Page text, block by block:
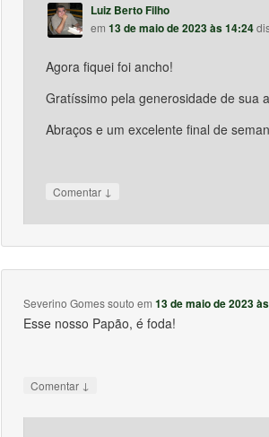
Luiz Berto Filho
em13 de maio de 2023 às 14:24
Agora fiquei foi ancho!
Gratíssimo pela generosidade de sua
Abraços e um excelente final de
Comentar ↓
Severino Gomes souto em13 de maio de 2023
Esse nosso Papão, é foda!
Comentar ↓